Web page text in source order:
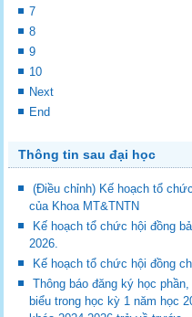
7
8
9
10
Next
End
Thông tin sau đại học
(Điều chỉnh) Kế hoạch tổ
của Khoa MT&TNTN
Kế hoạch tổ chức hội đồng
2026.
Kế hoạch tổ chức hội đồng
Thông báo đăng ký học
biểu trong học kỳ 1 năm học